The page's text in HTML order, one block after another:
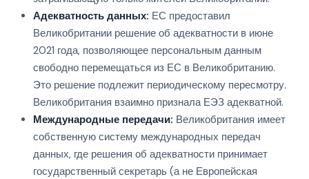
Адекватность данных: ЕС предоставил
Великобритании решение об адекватности в июне
2021 года, позволяющее персональным данным
свободно перемещаться из ЕС в Великобританию.
Это решение подлежит периодическому пересмотру.
Великобритания взаимно признала ЕЭЗ адекватной.
Международные передачи: Великобритания имеет
собственную систему международных передач
данных, где решения об адекватности принимает
государственный секретарь (а не Европейская